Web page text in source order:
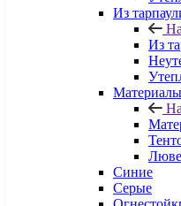
Из
Из
Материалы
Синие
Серые